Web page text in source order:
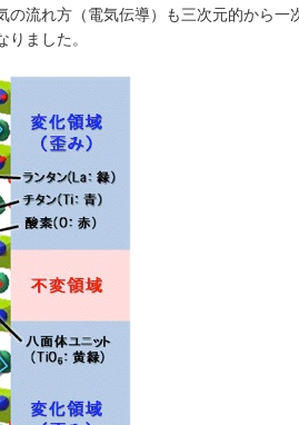
流れ方（電気伝導）も三次元的から一
ました。